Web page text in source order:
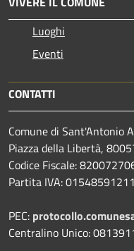
Luoghi
Eventi
CONTATTI
Comune di Sant'Antonio
Piazza della Libertà,
Codice Fiscale:
Partita IVA: 01548591211
PEC:
Centralino Unico: